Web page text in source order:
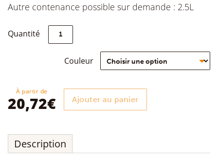
Autre contenance possible sur demande : 2.5L
Quantité quantité
Peinture
Naturelle
couleur
Couleur
À partir de
20,72€ Ajouter au panier
Description